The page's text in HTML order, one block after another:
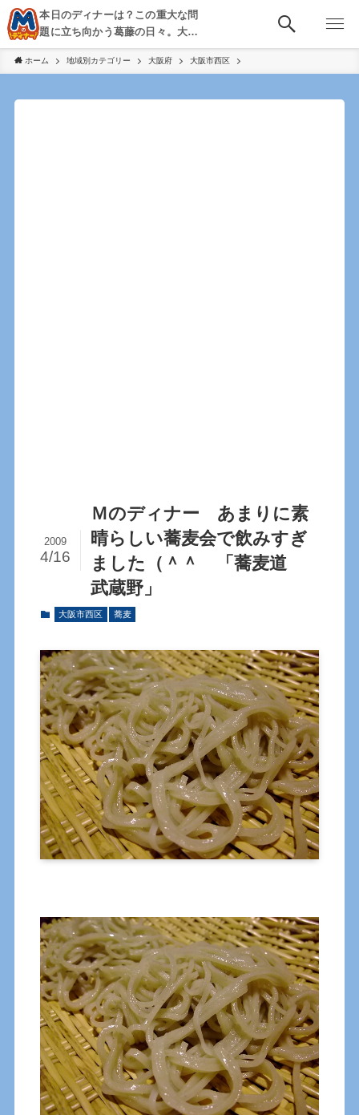
本日のディナーは？この重大な問
題に立ち向かう葛藤の日々。大
阪・京都・神戸を中心とした食べ
歩き、飲み歩きを綴る。
ホーム 地域別カテゴリー 大阪府 大阪市西区
Ｍのディナー あまりに素
晴らしい蕎麦会で飲みすぎ
ました（＾＾ 「蕎麦道
武蔵野」
2009
4/16
大阪市西区 蕎麦